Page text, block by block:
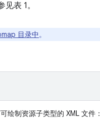
表 1。
目录中。
绘制资源子类型的 XML 文件：